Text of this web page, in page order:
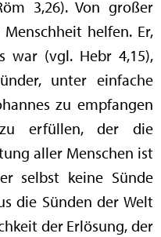
3,26). Von großer
helfen. Er,
war (vgl. Hebr 4,15),
unter einfache
zu empfangen
erfüllen, der die
aller Menschen ist
selbst keine Sünde
die Sünden der Welt
der Erlösung, der